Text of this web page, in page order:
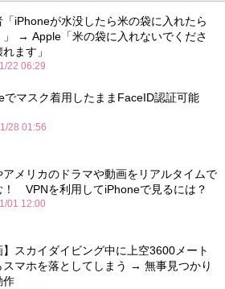
「iPhoneが水没したら米の袋に入れたら
」 → Apple「米の袋に入れないでくださ
ます」
22 06:29
でマスク着用したままFaceID認証可能
28 01:56
アメリカのドラマや動画をリアルタイムで
！ VPNを利用してiPhoneで見るには？
01 12:00
】スカイダイビング中に上空3600メート
スマホを落としてしまう → 無事見つかり
作